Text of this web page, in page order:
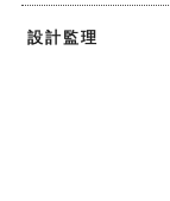
設計監理